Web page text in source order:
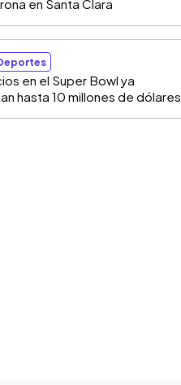
en Santa Clara
en el Super Bowl ya
hasta 10 millones de dólares